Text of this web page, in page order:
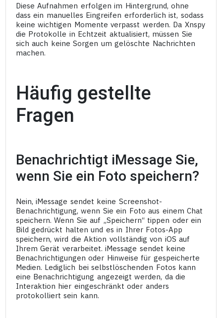
Diese Aufnahmen erfolgen im Hintergrund, ohne
dass ein manuelles Eingreifen erforderlich ist, sodass
keine wichtigen Momente verpasst werden. Da Xnspy
die Protokolle in Echtzeit aktualisiert, müssen Sie
sich auch keine Sorgen um gelöschte Nachrichten
machen.
Häufig gestellte
Fragen
Benachrichtigt iMessage Sie,
wenn Sie ein Foto speichern?
Nein, iMessage sendet keine Screenshot-
Benachrichtigung, wenn Sie ein Foto aus einem Chat
speichern. Wenn Sie auf „Speichern“ tippen oder ein
Bild gedrückt halten und es in Ihrer Fotos-App
speichern, wird die Aktion vollständig von iOS auf
Ihrem Gerät verarbeitet. iMessage sendet keine
Benachrichtigungen oder Hinweise für gespeicherte
Medien. Lediglich bei selbstlöschenden Fotos kann
eine Benachrichtigung angezeigt werden, da die
Interaktion hier eingeschränkt oder anders
protokolliert sein kann.